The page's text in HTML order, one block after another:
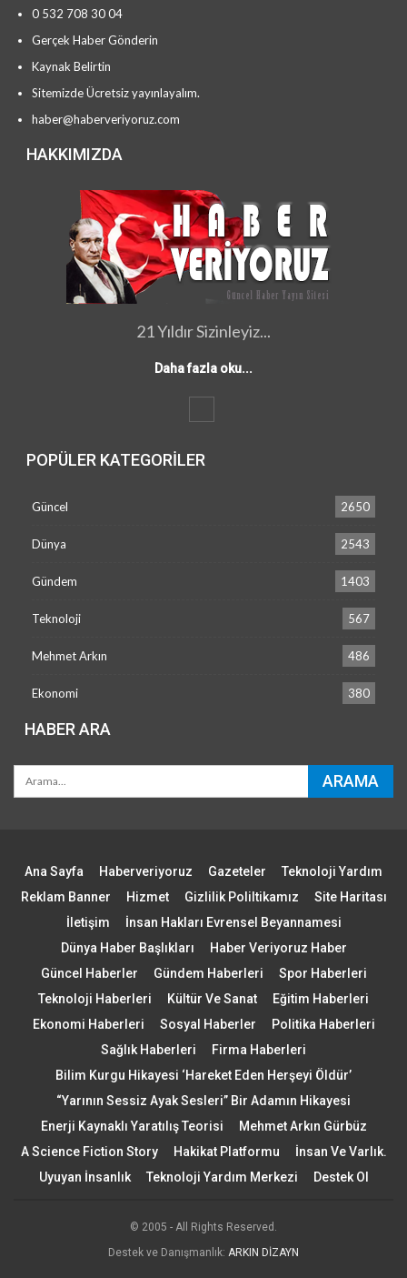
0 532 708 30 04
Gerçek Haber Gönderin
Kaynak Belirtin
Sitemizde Ücretsiz yayınlayalım.
haber@haberveriyoruz.com
HAKKIMIZDA
21 Yıldır Sizinleyiz...
Daha fazla oku...
POPÜLER KATEGORILER
Güncel 2650
Dünya 2543
Gündem 1403
Teknoloji 567
Mehmet Arkın 486
Ekonomi 380
HABER ARA
Ana Sayfa Haberveriyoruz Gazeteler
Teknoloji Yardım
Reklam Banner
Hizmet Gizlilik Poliltikamız
Site Haritası
İletişim
İnsan Hakları Evrensel Beyannamesi
Dünya Haber Başlıkları
Haber Veriyoruz Haber
Güncel Haberler
Gündem Haberleri
Spor Haberleri
Teknoloji Haberleri
Kültür Ve Sanat
Eğitim Haberleri
Ekonomi Haberleri
Sosyal Haberler
Politika Haberleri
Sağlık Haberleri
Firma Haberleri
Bilim Kurgu Hikayesi ‘Hareket Eden Herşeyi Öldür’
“Yarının Sessiz Ayak Sesleri” Bir Adamın Hikayesi
Enerji Kaynaklı Yaratılış Teorisi
Mehmet Arkın Gürbüz
A Science Fiction Story
Hakikat Platformu
İnsan Ve Varlık.
Uyuyan İnsanlık
Teknoloji Yardım Merkezi Destek Ol
© 2005 - All Rights Reserved.
Destek ve Danışmanlık: ARKIN DİZAYN